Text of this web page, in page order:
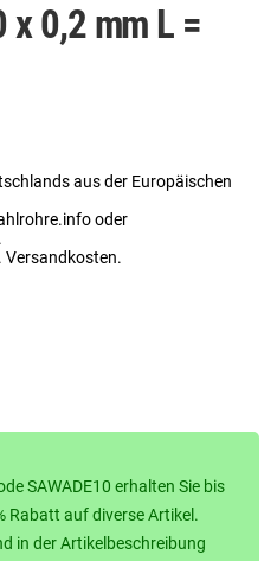
x 0,2 mm L =
aus der Europäischen
oder
Versandkosten.
SAWADE10 erhalten Sie bis
Rabatt auf diverse Artikel.
in der Artikelbeschreibung